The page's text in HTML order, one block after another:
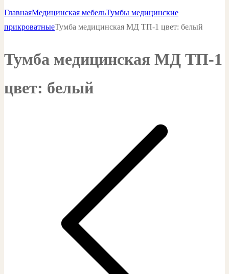
ГлавнаяМедицинская мебельТумбы медицинские
прикроватныеТумба медицинская МД ТП-1 цвет: белый
Тумба медицинская МД ТП-1
цвет: белый